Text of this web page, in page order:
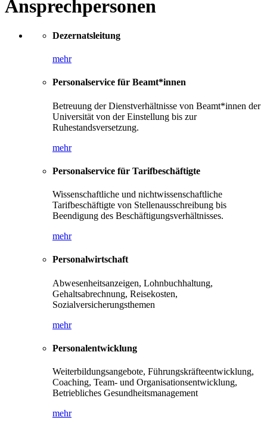
Ansprechpersonen
Dezernatsleitung
mehr
Personalservice für Beamt*innen
Betreuung der Dienstverhältnisse von Beamt*innen der
Universität von der Einstellung bis zur
Ruhestandsversetzung.
mehr
Personalservice für Tarifbeschäftigte
Wissenschaftliche und nichtwissenschaftliche
Tarifbeschäftigte von Stellenausschreibung bis
Beendigung des Beschäftigungsverhältnisses.
mehr
Personalwirtschaft
Abwesenheitsanzeigen, Lohnbuchhaltung,
Gehaltsabrechnung, Reisekosten,
Sozialversicherungsthemen
mehr
Personalentwicklung
Weiterbildungsangebote, Führungskräfteentwicklung,
Coaching, Team- und Organisationsentwicklung,
Betriebliches Gesundheitsmanagement
mehr